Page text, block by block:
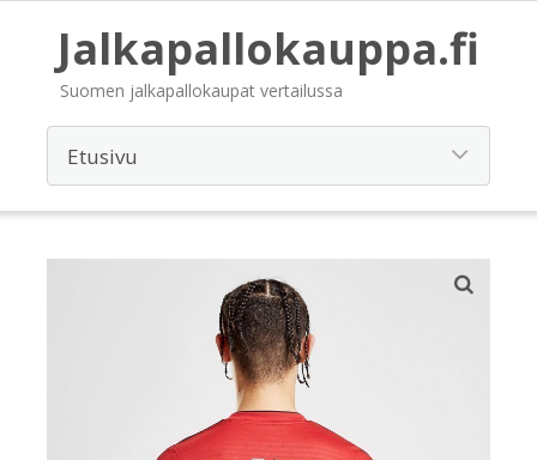
Jalkapallokauppa.fi
Suomen jalkapallokaupat vertailussa